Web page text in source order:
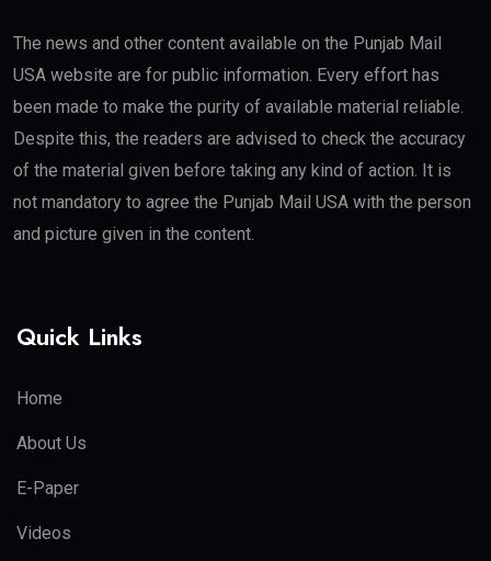
The news and other content available on the Punjab Mail
USA website are for public information. Every effort has
been made to make the purity of available material reliable.
Despite this, the readers are advised to check the accuracy
of the material given before taking any kind of action. It is
not mandatory to agree the Punjab Mail USA with the person
and picture given in the content.
Quick Links
Home
About Us
E-Paper
Videos